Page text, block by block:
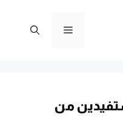
القائمة
من